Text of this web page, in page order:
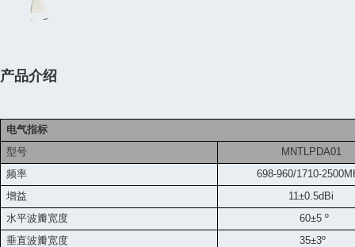
产品介绍
电气指标
型号
MNTLPDA01
频率
698-960/1710-
增益
11±0.5dBi
水平波瓣宽度
60±5 º
垂直波瓣宽度
35±3º